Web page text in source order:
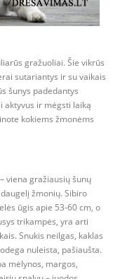
gražuoliai. Šie vikrūs
sutariantys ir su vaikais
šunys padedantys
aktyvus ir mėgsti laiką
kokiems žmonėms
viena gražiausių šunų
žmonių. Sibiro
ūgis apie 53-60 cm, o
trikampės, yra arti
Snukis neilgas, kaklas
nuleista, pašiaušta.
mėlynos, margos,